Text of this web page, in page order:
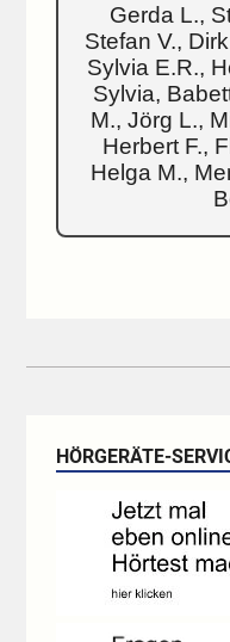
Gerda L.,
Stefan V.,
Sylvia E.R.,
Sylvia,
M., Jörg L.,
Herbert F.,
Helga M.,
HÖRGERÄTE-